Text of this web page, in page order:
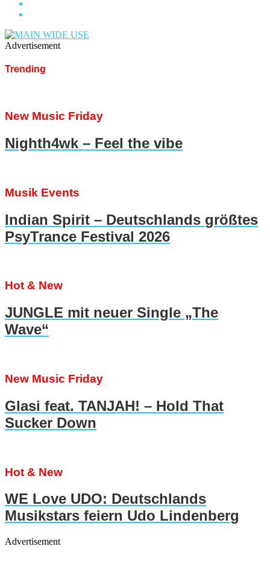
Advertisement
Trending
New Music Friday
Nighth4wk – Feel the vibe
Musik Events
Indian Spirit – Deutschlands größtes
PsyTrance Festival 2026
Hot & New
JUNGLE mit neuer Single „The
Wave“
New Music Friday
Glasi feat. TANJAH! – Hold That
Sucker Down
Hot & New
WE Love UDO: Deutschlands
Musikstars feiern Udo Lindenberg
Advertisement